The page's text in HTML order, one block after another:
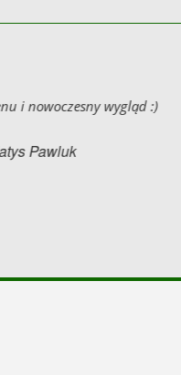
wygląd :)
Pawluk